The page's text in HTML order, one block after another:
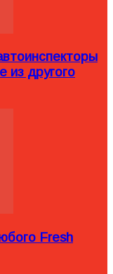
из другого
Fresh